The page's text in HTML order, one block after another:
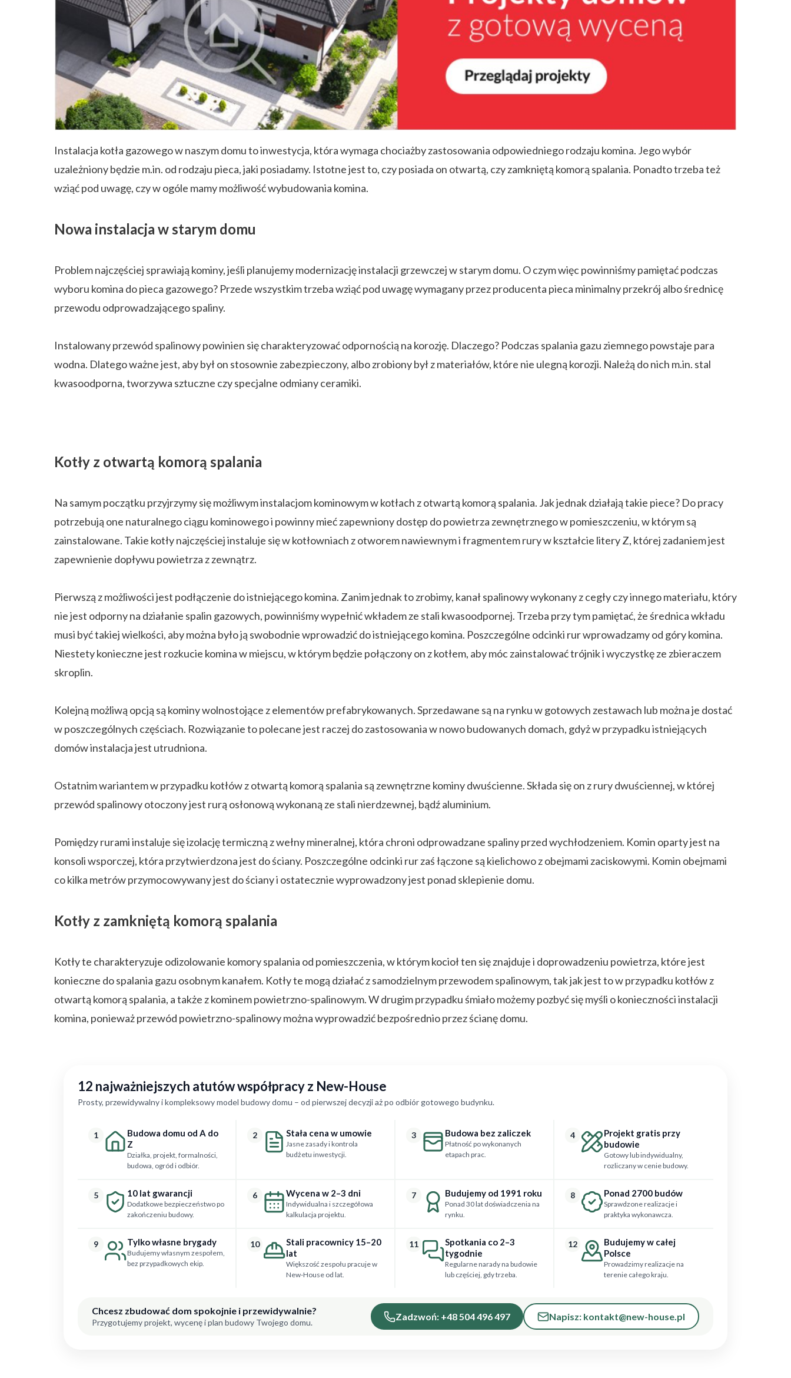
ZAPISZ SIĘ
Instalacja kotła gazowego w naszym domu to inwestycja, która wymaga chociażby zastosowania odpowiedniego rodzaju komina. Jego wybór
uzależniony będzie m.in. od rodzaju pieca, jaki posiadamy. Istotne jest to, czy posiada on otwartą, czy zamkniętą komorą spalania. Ponadto trzeba też
wziąć pod uwagę, czy w ogóle mamy możliwość wybudowania komina.
Nowa instalacja w starym domu
Problem najczęściej sprawiają kominy, jeśli planujemy modernizację instalacji grzewczej w starym domu. O czym więc powinniśmy pamiętać podczas
wyboru komina do pieca gazowego? Przede wszystkim trzeba wziąć pod uwagę wymagany przez producenta pieca minimalny przekrój albo średnicę
przewodu odprowadzającego spaliny.
Instalowany przewód spalinowy powinien się charakteryzować odpornością na korozję. Dlaczego? Podczas spalania gazu ziemnego powstaje para
wodna. Dlatego ważne jest, aby był on stosownie zabezpieczony, albo zrobiony był z materiałów, które nie ulegną korozji. Należą do nich m.in. stal
kwasoodporna, tworzywa sztuczne czy specjalne odmiany ceramiki.
Kotły z otwartą komorą spalania
Na samym początku przyjrzymy się możliwym instalacjom kominowym w kotłach z otwartą komorą spalania. Jak jednak działają takie piece? Do pracy
potrzebują one naturalnego ciągu kominowego i powinny mieć zapewniony dostęp do powietrza zewnętrznego w pomieszczeniu, w którym są
zainstalowane. Takie kotły najczęściej instaluje się w kotłowniach z otworem nawiewnym i fragmentem rury w kształcie litery Z, której zadaniem jest
zapewnienie dopływu powietrza z zewnątrz.
Pierwszą z możliwości jest podłączenie do istniejącego komina. Zanim jednak to zrobimy, kanał spalinowy wykonany z cegły czy innego materiału, który
nie jest odporny na działanie spalin gazowych, powinniśmy wypełnić wkładem ze stali kwasoodpornej. Trzeba przy tym pamiętać, że średnica wkładu
musi być takiej wielkości, aby można było ją swobodnie wprowadzić do istniejącego komina. Poszczególne odcinki rur wprowadzamy od góry komina.
Niestety konieczne jest rozkucie komina w miejscu, w którym będzie połączony on z kotłem, aby móc zainstalować trójnik i wyczystkę ze zbieraczem
skroplin.
Kolejną możliwą opcją są kominy wolnostojące z elementów prefabrykowanych. Sprzedawane są na rynku w gotowych zestawach lub można je dostać
w poszczególnych częściach. Rozwiązanie to polecane jest raczej do zastosowania w nowo budowanych domach, gdyż w przypadku istniejących
domów instalacja jest utrudniona.
Ostatnim wariantem w przypadku kotłów z otwartą komorą spalania są zewnętrzne kominy dwuścienne. Składa się on z rury dwuściennej, w której
przewód spalinowy otoczony jest rurą osłonową wykonaną ze stali nierdzewnej, bądź aluminium.
Pomiędzy rurami instaluje się izolację termiczną z wełny mineralnej, która chroni odprowadzane spaliny przed wychłodzeniem. Komin oparty jest na
konsoli wsporczej, która przytwierdzona jest do ściany. Poszczególne odcinki rur zaś łączone są kielichowo z obejmami zaciskowymi. Komin obejmami
co kilka metrów przymocowywany jest do ściany i ostatecznie wyprowadzony jest ponad sklepienie domu.
Kotły z zamkniętą komorą spalania
Kotły te charakteryzuje odizolowanie komory spalania od pomieszczenia, w którym kocioł ten się znajduje i doprowadzeniu powietrza, które jest
konieczne do spalania gazu osobnym kanałem. Kotły te mogą działać z samodzielnym przewodem spalinowym, tak jak jest to w przypadku kotłów z
otwartą komorą spalania, a także z kominem powietrzno-spalinowym. W drugim przypadku śmiało możemy pozbyć się myśli o konieczności instalacji
komina, ponieważ przewód powietrzno-spalinowy można wyprowadzić bezpośrednio przez ścianę domu.
12 najważniejszych atutów współpracy z New-House
Prosty, przewidywalny i kompleksowy model budowy domu – od pierwszej decyzji aż po odbiór gotowego budynku.
1
Budowa domu od A do
Z
Działka, projekt, formalności,
budowa, ogród i odbiór.
2 Stała cena w umowie
Jasne zasady i kontrola
budżetu inwestycji.
3 Budowa bez zaliczek
Płatność po wykonanych
etapach prac.
4
Projekt gratis przy
budowie
Gotowy lub indywidualny,
rozliczany w cenie budowy.
5 10 lat gwarancji
Dodatkowe bezpieczeństwo po
zakończeniu budowy.
6 Wycena w 2–3 dni
Indywidualna i szczegółowa
kalkulacja projektu.
7 Budujemy od 1991 roku
Ponad 30 lat doświadczenia na
rynku.
8 Ponad 2700 budów
Sprawdzone realizacje i
praktyka wykonawcza.
9 Tylko własne brygady
Budujemy własnym zespołem,
bez przypadkowych ekip.
10
Stali pracownicy 15–20
lat
Większość zespołu pracuje w
New-House od lat.
11
Spotkania co 2–3
tygodnie
Regularne narady na budowie
lub częściej, gdy trzeba.
12
Budujemy w całej
Polsce
Prowadzimy realizacje na
terenie całego kraju.
Chcesz zbudować dom spokojnie i przewidywalnie?
Przygotujemy projekt, wycenę i plan budowy Twojego domu. Zadzwoń: +48 504 496 497 Napisz: kontakt@new-house.pl